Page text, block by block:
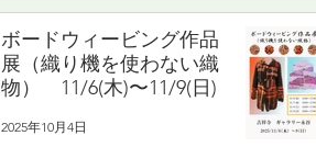
ボードウィービング作品
展（織り機を使わない織
物） 11/6(木)〜11/9(日)
2025年10月4日